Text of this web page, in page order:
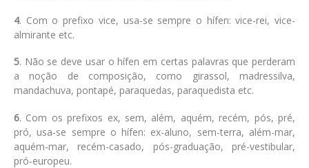
4. Com o prefixo vice, usa-se sempre o hífen: vice-rei, vice-
almirante etc.
5. Não se deve usar o hífen em certas palavras que perderam
a noção de composição, como girassol, madressilva,
mandachuva, pontapé, paraquedas, paraquedista etc.
6. Com os prefixos ex, sem, além, aquém, recém, pós, pré,
pró, usa-se sempre o hífen: ex-aluno, sem-terra, além-mar,
aquém-mar, recém-casado, pós-graduação, pré-vestibular,
pró-europeu.